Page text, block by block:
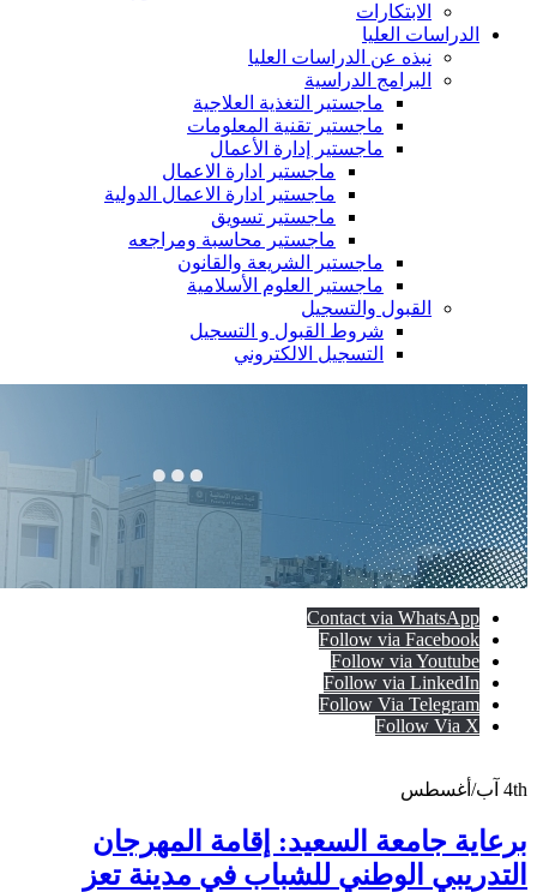
الابتكارات
الدراسات العليا
نبذه عن الدراسات العليا
البرامج الدراسية
ماجستير التغذية العلاجية
ماجستير تقنية المعلومات
ماجستير إدارة الأعمال
ماجستير ادارة الاعمال
ماجستير ادارة الاعمال الدولية
ماجستير تسويق
ماجستير محاسبة ومراجعه
ماجستير الشريعة والقانون
ماجستير العلوم الأسلامية
القبول والتسجيل
شروط القبول و التسجيل
التسجيل الالكتروني
Contact via WhatsApp
Follow via Facebook
Follow via Youtube
Follow via LinkedIn
Follow Via Telegram
Follow Via X
4th آب/أغسطس
برعاية جامعة السعيد: إقامة المهرجان
التدريبي الوطني للشباب في مدينة تعز